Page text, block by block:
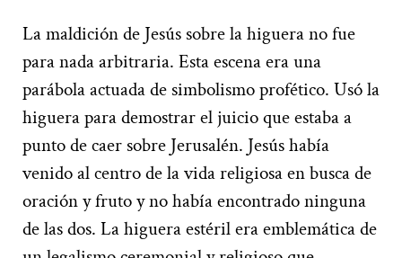
La maldición de Jesús sobre la higuera no fue
para nada arbitraria. Esta escena era una
parábola actuada de simbolismo profético. Usó la
higuera para demostrar el juicio que estaba a
punto de caer sobre Jerusalén. Jesús había
venido al centro de la vida religiosa en busca de
oración y fruto y no había encontrado ninguna
de las dos. La higuera estéril era emblemática de